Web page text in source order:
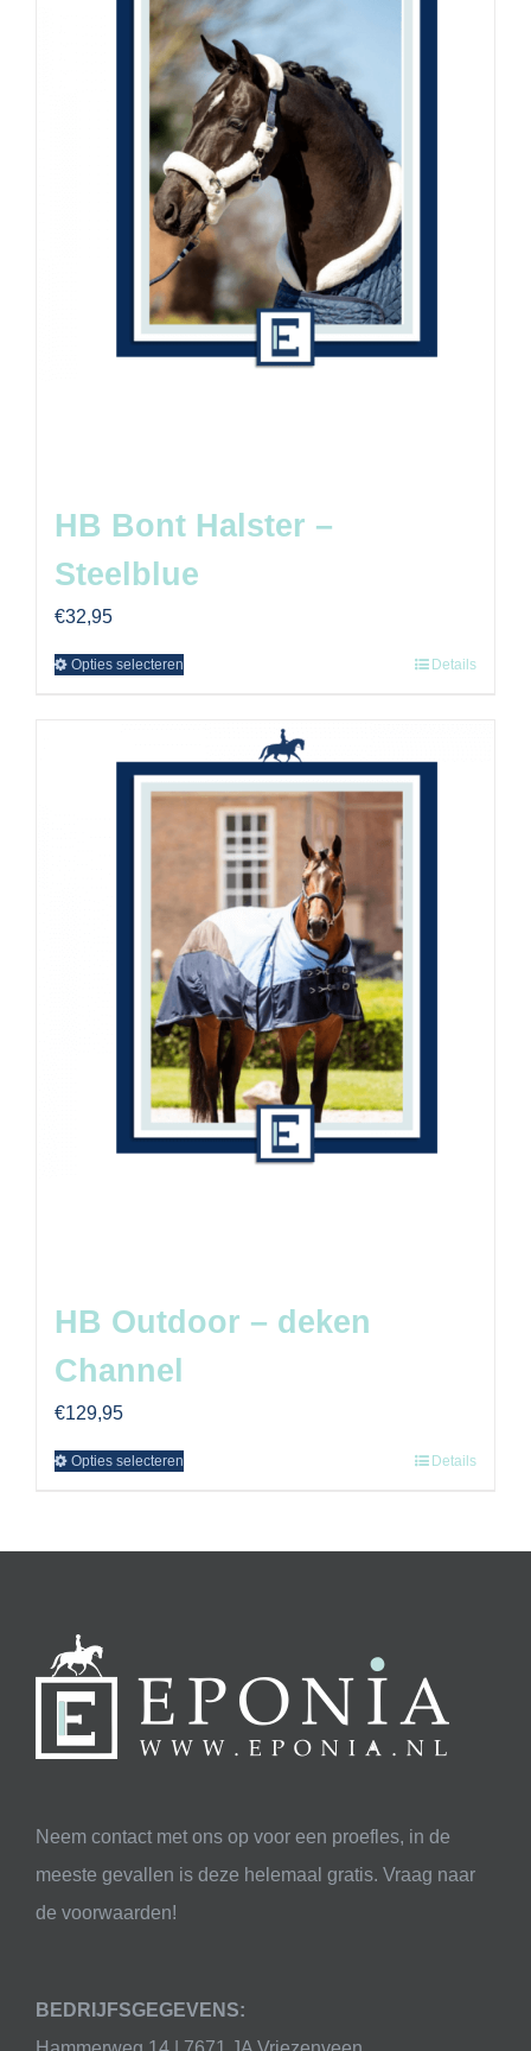
HB Bont Halster –
Steelblue
€32,95
Opties selecteren Details
HB Outdoor – deken
Channel
€129,95
Opties selecteren Details
Neem contact met ons op voor een proefles, in de
meeste gevallen is deze helemaal gratis. Vraag naar
de voorwaarden!
BEDRIJFSGEGEVENS: